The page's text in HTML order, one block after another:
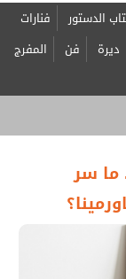
الدستور
فنارات
ديرة فن
المفرج
ما سر